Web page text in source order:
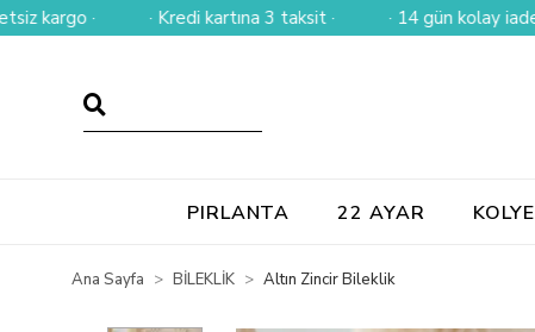
· · Kredi kartına 3 taksit · · 14 gün kolay iade ·
PIRLANTA 22 AYAR KOLYE
Ana Sayfa BİLEKLİK Altın Zincir Bileklik